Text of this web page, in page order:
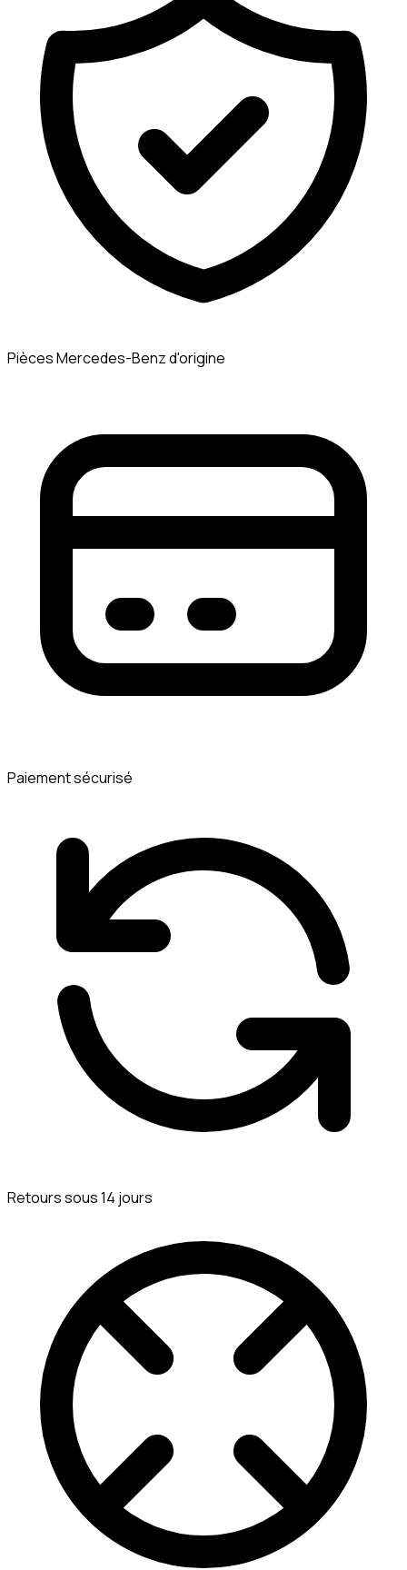
Pièces Mercedes-Benz d'origine
Paiement sécurisé
Retours sous 14 jours